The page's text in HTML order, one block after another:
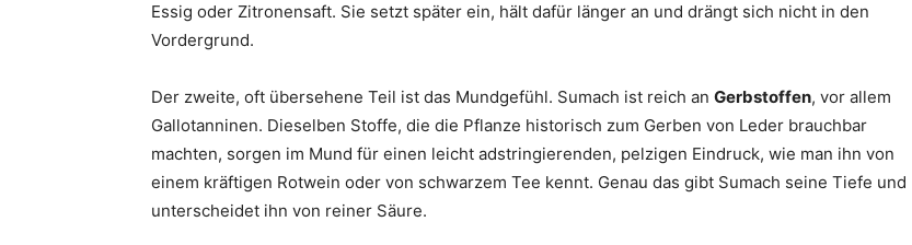
Essig oder Zitronensaft. Sie setzt später ein, hält dafür länger an und drängt sich nicht in den
Vordergrund.
Der zweite, oft übersehene Teil ist das Mundgefühl. Sumach ist reich an Gerbstoffen, vor allem
Gallotanninen. Dieselben Stoffe, die die Pflanze historisch zum Gerben von Leder brauchbar
machten, sorgen im Mund für einen leicht adstringierenden, pelzigen Eindruck, wie man ihn von
einem kräftigen Rotwein oder von schwarzem Tee kennt. Genau das gibt Sumach seine Tiefe und
unterscheidet ihn von reiner Säure.